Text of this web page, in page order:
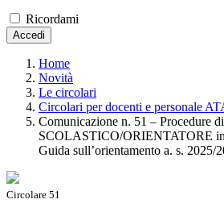
Ricordami
Accedi
Home
Novità
Le circolari
Circolari per docenti e personale
Comunicazione n. 51 – Procedure
SCOLASTICO/ORIENTATORE
Guida sull’orientamento a. s. 2025/
Circolare 51